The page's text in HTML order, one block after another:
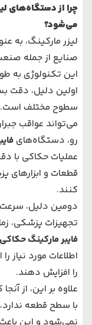
چرا از دستگاه‌های
می‌شود؟
لیزر مارکینگ، به
صنایع از جمله
این تکنولوژی به
اولین دلیل، دقت
سطوح مختلف
می‌تواند عواقب
رو، دستگاه‌های
عملیات حکاکی با
قطعات و ابزارهای
کنند.
دومین دلیل، سرعت
تجهیزات پزشکی،
فایبر مارکینگ حکاکی
اطلاعات مورد نیاز
را افزایش دهند.
علاوه بر این، از
با سطح قطعه